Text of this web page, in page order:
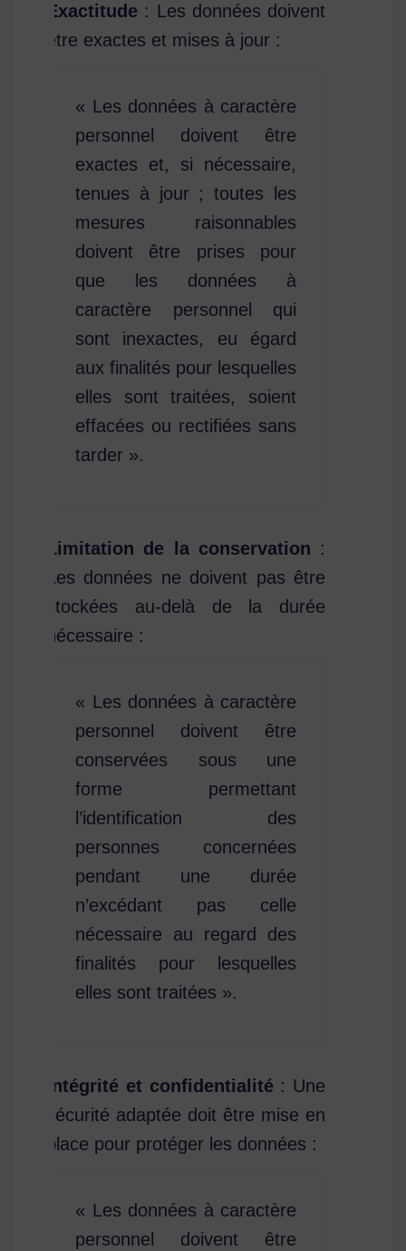
Exactitude : Les données doivent
être exactes et mises à jour :
« Les données à caractère
personnel doivent être
exactes et, si nécessaire,
tenues à jour ; toutes les
mesures raisonnables
doivent être prises pour
que les données à
caractère personnel qui
sont inexactes, eu égard
aux finalités pour lesquelles
elles sont traitées, soient
effacées ou rectifiées sans
tarder ».
Limitation de la conservation :
Les données ne doivent pas être
stockées au-delà de la durée
nécessaire :
« Les données à caractère
personnel doivent être
conservées sous une
forme permettant
l’identification des
personnes concernées
pendant une durée
n’excédant pas celle
nécessaire au regard des
finalités pour lesquelles
elles sont traitées ».
Intégrité et confidentialité: Une
sécurité adaptée doit être mise en
place pour protéger les données :
« Les données à caractère
personnel doivent être